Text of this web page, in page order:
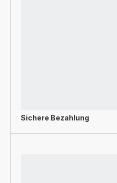
Sichere Bezahlung